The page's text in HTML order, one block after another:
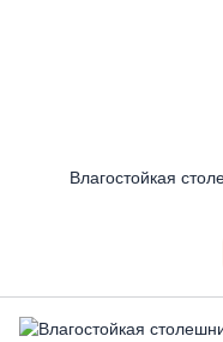
Влагостойкая